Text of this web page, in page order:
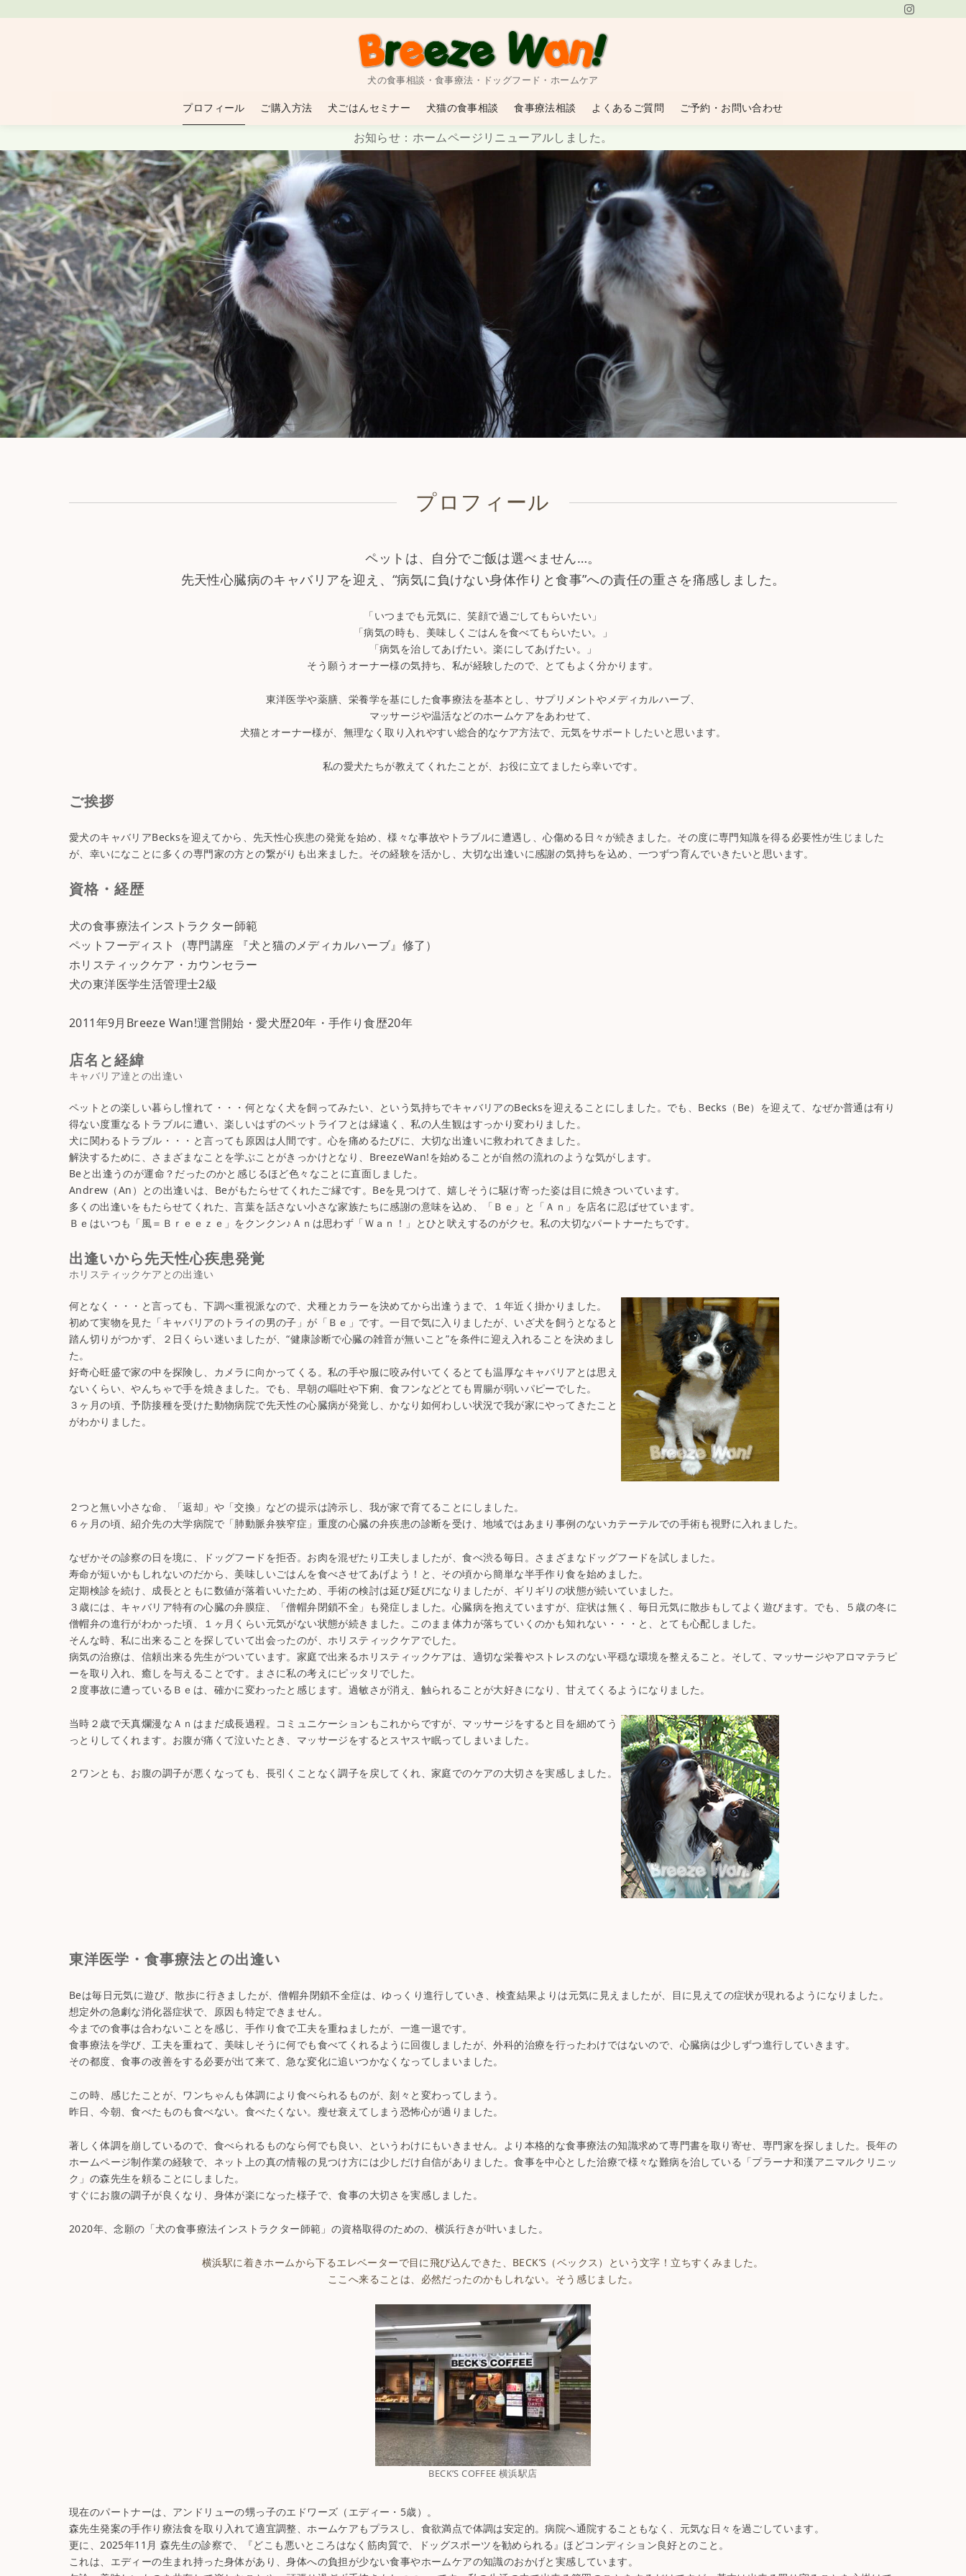
ン
テ
ン
ツ
へ
移
動
犬の食事相談・食事療法・ドッグフード・ホームケア
プロフィール ご購入方法 犬ごはんセミナー 犬猫の食事相談 食事療法相談 よくあるご質問 ご予約・お問い合わせ
お知らせ：ホームページリニューアルしました。
プロフィール
ペットは、自分でご飯は選べません…。
先天性心臓病のキャバリアを迎え、“病気に負けない身体作りと食事”への責任の重さを痛感しました。
「いつまでも元気に、笑顔で過ごしてもらいたい」
「病気の時も、美味しくごはんを食べてもらいたい。」
「病気を治してあげたい。楽にしてあげたい。」
そう願うオーナー様の気持ち、私が経験したので、とてもよく分かります。
東洋医学や薬膳、栄養学を基にした食事療法を基本とし、サプリメントやメディカルハーブ、
マッサージや温活などのホームケアをあわせて、
犬猫とオーナー様が、無理なく取り入れやすい総合的なケア方法で、元気をサポートしたいと思います。
私の愛犬たちが教えてくれたことが、お役に立てましたら幸いです。
ご挨拶
愛犬のキャバリアBecksを迎えてから、先天性心疾患の発覚を始め、様々な事故やトラブルに遭遇し、心傷める日々が続きました。その度に専門知識を得る必要性が生じました
が、幸いになことに多くの専門家の方との繋がりも出来ました。その経験を活かし、大切な出逢いに感謝の気持ちを込め、一つずつ育んでいきたいと思います。
資格・経歴
犬の食事療法インストラクター師範
ペットフーディスト（専門講座 『犬と猫のメディカルハーブ』修了）
ホリスティックケア・カウンセラー
犬の東洋医学生活管理士2級
2011年9月Breeze Wan!運営開始・愛犬歴20年・手作り食歴20年
店名と経緯
ペットとの楽しい暮らし憧れて・・・何となく犬を飼ってみたい、という気持ちでキャバリアのBecksを迎えることにしました。でも、Becks（Be）を迎えて、なぜか普通は有り
得ない度重なるトラブルに遭い、楽しいはずのペットライフとは縁遠く、私の人生観はすっかり変わりました。
犬に関わるトラブル・・・と言っても原因は人間です。心を痛めるたびに、大切な出逢いに救われてきました。
解決するために、さまざまなことを学ぶことがきっかけとなり、BreezeWan!を始めることが自然の流れのような気がします。
Beと出逢うのが運命？だったのかと感じるほど色々なことに直面しました。
Andrew（An）との出逢いは、Beがもたらせてくれたご縁です。Beを見つけて、嬉しそうに駆け寄った姿は目に焼きついています。
多くの出逢いをもたらせてくれた、言葉を話さない小さな家族たちに感謝の意味を込め、「Ｂｅ」と「Ａｎ」を店名に忍ばせています。
Ｂｅはいつも「風＝Ｂｒｅｅｚｅ」をクンクン♪Ａｎは思わず「Ｗａｎ！」とひと吠えするのがクセ。私の大切なパートナーたちです。
出逢いから先天性心疾患発覚
何となく・・・と言っても、下調べ重視派なので、犬種とカラーを決めてから出逢うまで、１年近く掛かりました。
初めて実物を見た「キャバリアのトライの男の子」が「Ｂｅ」です。一目で気に入りましたが、いざ犬を飼うとなると
踏ん切りがつかず、２日くらい迷いましたが、“健康診断で心臓の雑音が無いこと”を条件に迎え入れることを決めまし
た。
好奇心旺盛で家の中を探険し、カメラに向かってくる。私の手や服に咬み付いてくるとても温厚なキャバリアとは思え
ないくらい、やんちゃで手を焼きました。でも、早朝の嘔吐や下痢、食フンなどとても胃腸が弱いパピーでした。
３ヶ月の頃、予防接種を受けた動物病院で先天性の心臓病が発覚し、かなり如何わしい状況で我が家にやってきたこと
がわかりました。
２つと無い小さな命、「返却」や「交換」などの提示は誇示し、我が家で育てることにしました。
６ヶ月の頃、紹介先の大学病院で「肺動脈弁狭窄症」重度の心臓の弁疾患の診断を受け、地域ではあまり事例のないカテーテルでの手術も視野に入れました。
なぜかその診察の日を境に、ドッグフードを拒否。お肉を混ぜたり工夫しましたが、食べ渋る毎日。さまざまなドッグフードを試しました。
寿命が短いかもしれないのだから、美味しいごはんを食べさせてあげよう！と、その頃から簡単な半手作り食を始めました。
定期検診を続け、成長とともに数値が落着いいたため、手術の検討は延び延びになりましたが、ギリギリの状態が続いていました。
３歳には、キャバリア特有の心臓の弁膜症、「僧帽弁閉鎖不全」も発症しました。心臓病を抱えていますが、症状は無く、毎日元気に散歩もしてよく遊びます。でも、５歳の冬に
僧帽弁の進行がわかった頃、１ヶ月くらい元気がない状態が続きました。このまま体力が落ちていくのかも知れない・・・と、とても心配しました。
そんな時、私に出来ることを探していて出会ったのが、ホリスティックケアでした。
病気の治療は、信頼出来る先生がついています。家庭で出来るホリスティックケアは、適切な栄養やストレスのない平穏な環境を整えること。そして、マッサージやアロマテラピ
ーを取り入れ、癒しを与えることです。まさに私の考えにピッタリでした。
２度事故に遭っているＢｅは、確かに変わったと感じます。過敏さが消え、触られることが大好きになり、甘えてくるようになりました。
当時２歳で天真爛漫なＡｎはまだ成長過程。コミュニケーションもこれからですが、マッサージをすると目を細めてう
っとりしてくれます。お腹が痛くて泣いたとき、マッサージをするとスヤスヤ眠ってしまいました。
２ワンとも、お腹の調子が悪くなっても、長引くことなく調子を戻してくれ、家庭でのケアの大切さを実感しました。
東洋医学・食事療法との出逢い
Beは毎日元気に遊び、散歩に行きましたが、僧帽弁閉鎖不全症は、ゆっくり進行していき、検査結果よりは元気に見えましたが、目に見えての症状が現れるようになりました。
想定外の急劇な消化器症状で、原因も特定できません。
今までの食事は合わないことを感じ、手作り食で工夫を重ねましたが、一進一退です。
食事療法を学び、工夫を重ねて、美味しそうに何でも食べてくれるように回復しましたが、外科的治療を行ったわけではないので、心臓病は少しずつ進行していきます。
その都度、食事の改善をする必要が出て来て、急な変化に追いつかなくなってしまいました。
この時、感じたことが、ワンちゃんも体調により食べられるものが、刻々と変わってしまう。
昨日、今朝、食べたものも食べない。食べたくない。瘦せ衰えてしまう恐怖心が過りました。
著しく体調を崩しているので、食べられるものなら何でも良い、というわけにもいきません。より本格的な食事療法の知識求めて専門書を取り寄せ、専門家を探しました。長年の
ホームページ制作業の経験で、ネット上の真の情報の見つけ方には少しだけ自信がありました。食事を中心とした治療で様々な難病を治している「プラーナ和漢アニマルクリニッ
ク」の森先生を頼ることにしました。
すぐにお腹の調子が良くなり、身体が楽になった様子で、食事の大切さを実感しました。
2020年、念願の「犬の食事療法インストラクター師範」の資格取得のための、横浜行きが叶いました。
横浜駅に着きホームから下るエレベーターで目に飛び込んできた、BECK’S（ベックス）という文字！立ちすくみました。
ここへ来ることは、必然だったのかもしれない。そう感じました。
BECK’S COFFEE 横浜駅店
現在のパートナーは、アンドリューの甥っ子のエドワーズ（エディー・5歳）。
森先生発案の手作り療法食を取り入れて適宜調整、ホームケアもプラスし、食欲満点で体調は安定的。病院へ通院することもなく、元気な日々を過ごしています。
更に、2025年11月 森先生の診察で、『どこも悪いところはなく筋肉質で、ドッグスポーツを勧められる』ほどコンディション良好とのこと。
これは、エディーの生まれ持った身体があり、身体への負担が少ない食事やホームケアの知識のおかげと実感しています。